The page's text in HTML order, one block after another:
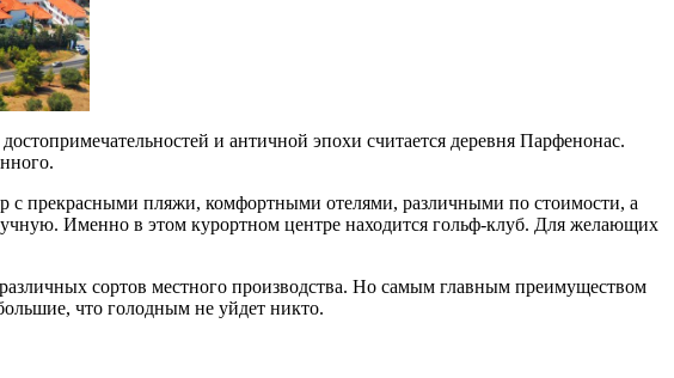
и античной эпохи считается деревня Парфенонас.
с прекрасными пляжи, комфортными отелями, различными по стоимости, а
Именно в этом курортном центре находится гольф-клуб. Для желающих
сортов местного производства. Но самым главным преимуществом
что голодным не уйдет никто.